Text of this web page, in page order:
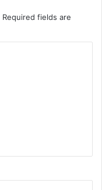
Required fields are